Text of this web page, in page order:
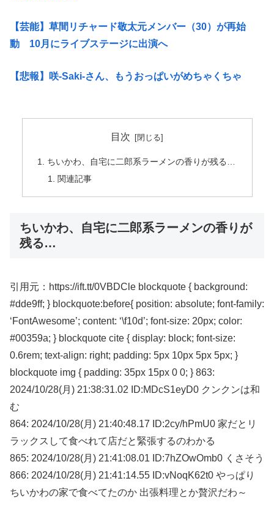
【芸能】草間リチャード敬太元メンバー（30）が再始
動 10月にライブステージに出演へ
【悲報】咲-Saki-さん、もうおっぱいがめちゃくちゃ
目次
ちいかわ、自宅に二郎系ラーメンの香りが残る…
関連記事
ちいかわ、自宅に二郎系ラーメンの香りが
残る…
引用元：https://ift.tt/0VBDCle blockquote { background:
#dde9ff; } blockquote:before{ position: absolute; font-family:
‘FontAwesome’; content: ‘\f10d’; font-size: 20px; color:
#00359a; } blockquote cite { display: block; font-size:
0.6rem; text-align: right; padding: 5px 10px 5px 5px; }
blockquote img { padding: 35px 15px 0 0; } 863:
2024/10/28(月) 21:38:31.02 ID:MDcS1eyD0 クンクンは和
む
864: 2024/10/28(月) 21:40:48.17 ID:2cy/hPmU0 家だとリ
ラックスして食べれて店だと緊張するのわかる
865: 2024/10/28(月) 21:41:08.01 ID:7hZOwOmb0 くさそう
866: 2024/10/28(月) 21:41:14.55 ID:vNoqK62t0 やっぱり
ちいかわの家で食べてたのか 出張料理とか贅沢だわ～